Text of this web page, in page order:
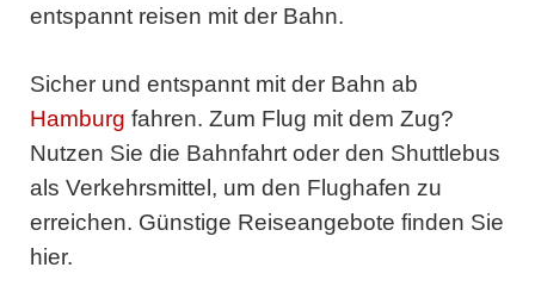
entspannt reisen mit der Bahn.
Sicher und entspannt mit der Bahn ab
Hamburg fahren. Zum Flug mit dem Zug?
Nutzen Sie die Bahnfahrt oder den Shuttlebus
als Verkehrsmittel, um den Flughafen zu
erreichen. Günstige Reiseangebote finden Sie
hier.